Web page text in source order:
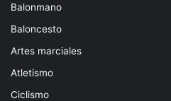
Balonmano
Baloncesto
Artes marciales
Atletismo
Ciclismo